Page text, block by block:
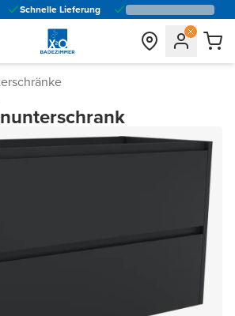
Schnelle Lieferung